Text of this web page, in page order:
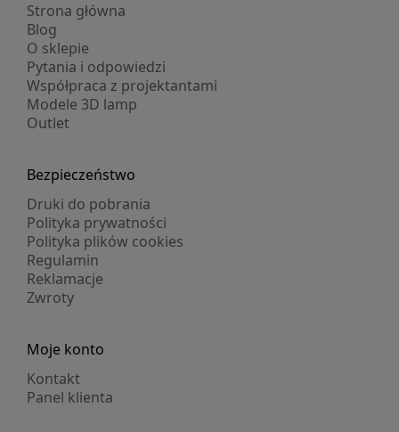
Strona główna
Blog
O sklepie
Pytania i odpowiedzi
Współpraca z projektantami
Modele 3D lamp
Outlet
Bezpieczeństwo
Druki do pobrania
Polityka prywatności
Polityka plików cookies
Regulamin
Reklamacje
Zwroty
Moje konto
Kontakt
Panel klienta